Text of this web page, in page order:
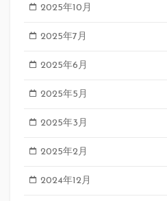
2025年10月
2025年7月
2025年6月
2025年5月
2025年3月
2025年2月
2024年12月